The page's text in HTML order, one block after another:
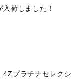
荷しました！
プラチナセレクシ